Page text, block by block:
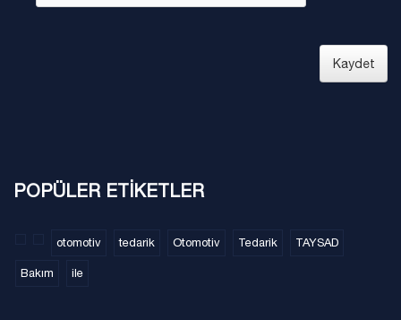
Kaydet
POPÜLER ETİKETLER
otomotiv tedarik Otomotiv Tedarik TAYSAD
Bakım ile